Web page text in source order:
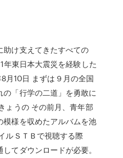
け支えてきたすべての
年東日本大震災を経験した
月10日 まずは９月の全国
「行学の二道」を勇敢に
ょうの その前月、青年部
様を収めたアルバムを池
ルＳＴＢで視聴する際
てダウンロードが必要。